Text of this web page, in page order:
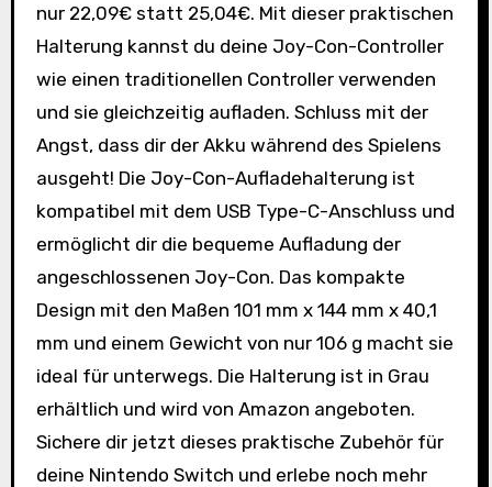
nur 22,09€ statt 25,04€. Mit dieser praktischen
Halterung kannst du deine Joy-Con-Controller
wie einen traditionellen Controller verwenden
und sie gleichzeitig aufladen. Schluss mit der
Angst, dass dir der Akku während des Spielens
ausgeht! Die Joy-Con-Aufladehalterung ist
kompatibel mit dem USB Type-C-Anschluss und
ermöglicht dir die bequeme Aufladung der
angeschlossenen Joy-Con. Das kompakte
Design mit den Maßen 101 mm x 144 mm x 40,1
mm und einem Gewicht von nur 106 g macht sie
ideal für unterwegs. Die Halterung ist in Grau
erhältlich und wird von Amazon angeboten.
Sichere dir jetzt dieses praktische Zubehör für
deine Nintendo Switch und erlebe noch mehr